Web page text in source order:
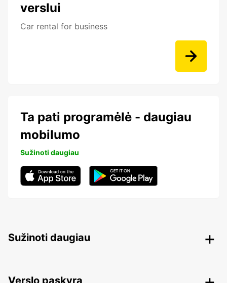
verslui
Car rental for business
Ta pati programėlė - daugiau
mobilumo
Sužinoti daugiau
Sužinoti daugiau